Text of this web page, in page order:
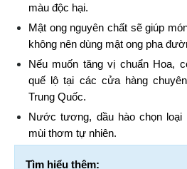
màu độc hại.
Mật ong nguyên chất sẽ giúp
không nên dùng mật ong pha
Nếu muốn tăng vị chuẩn Hoa,
quế lộ tại các cửa hàng
Trung Quốc.
Nước tương, dầu hào chọn
mùi thơm tự nhiên.
Tìm hiểu thêm: